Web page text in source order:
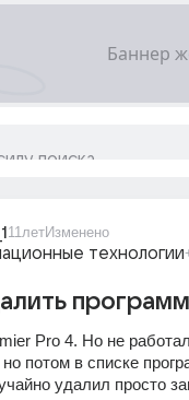
11летИзменено
технологии
Pro 4. Но не
потом в списке
удалил просто